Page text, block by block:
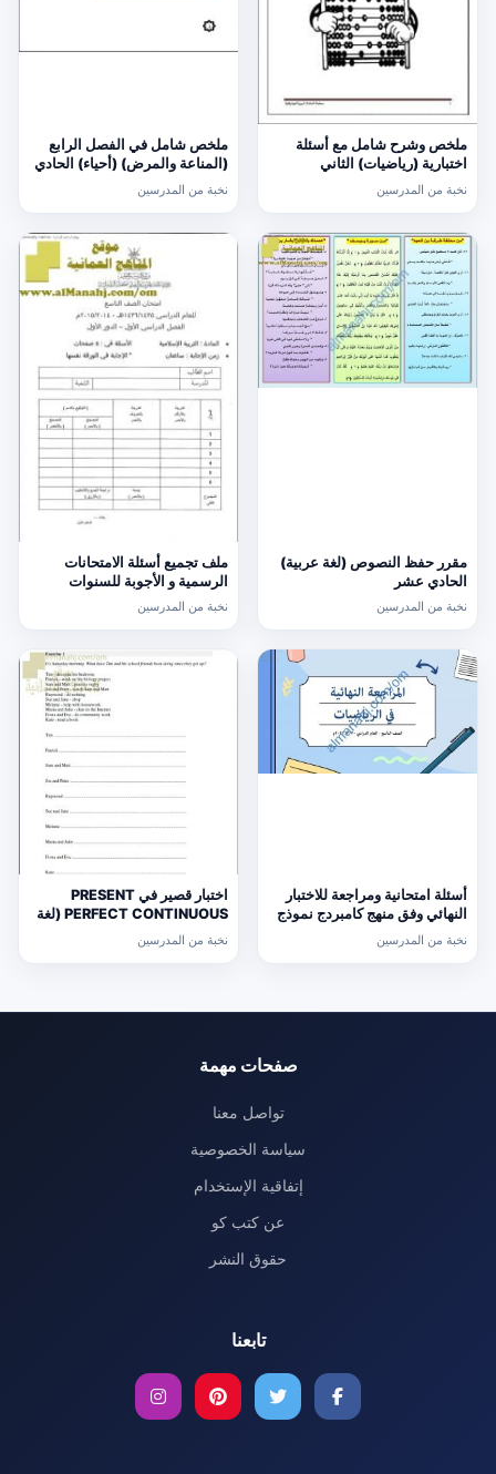
ملخص وشرح شامل مع أسئلة
اختبارية (رياضيات) الثاني
نخبة من المدرسين
ملخص شامل في الفصل الرابع
(المناعة والمرض) (أحياء) الحادي
نخبة من المدرسين
مقرر حفظ النصوص (لغة عربية)
الحادي عشر
نخبة من المدرسين
ملف تجميع أسئلة الامتحانات
الرسمية و الأجوبة للسنوات
السابقة الدور الأول (الامتحانات)
التاسع
نخبة من المدرسين
أسئلة امتحانية ومراجعة للاختبار
النهائي وفق منهج كامبردج نموذج
ثالث (رياضيات) التاسع
نخبة من المدرسين
اختبار قصير في PRESENT
PERFECT CONTINUOUS (لغة
انجليزية) حلقة ثانية
نخبة من المدرسين
صفحات مهمة
تواصل معنا
سياسة الخصوصية
إتفاقية الإستخدام
عن كتب كو
حقوق النشر
تابعنا